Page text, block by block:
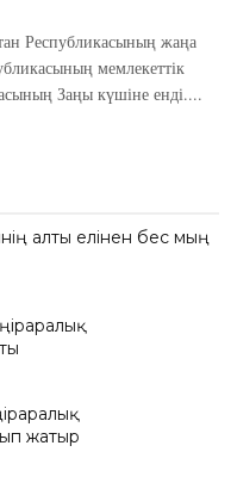
Республикасының жаңа
мемлекеттік
Заңы күшіне енді....
алты елінен бес мың
жатыр